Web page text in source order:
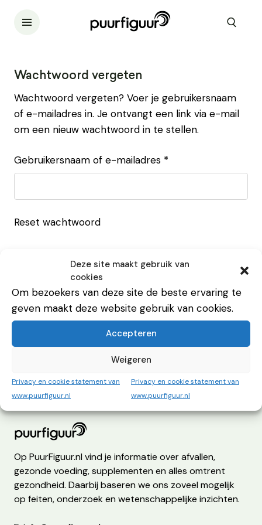
Deze site maakt gebruik van
cookies
Om bezoekers van deze site de beste ervaring te
geven maakt deze website gebruik van cookies.
Accepteren
Weigeren
Privacy en cookie statement van
www.puurfiguur.nl
Privacy en cookie statement van
www.puurfiguur.nl
Wachtwoord vergeten
Wachtwoord vergeten? Voer je gebruikersnaam
of e-mailadres in. Je ontvangt een link via e-mail
om een nieuw wachtwoord in te stellen.
Gebruikersnaam of e-mailadres *
Reset wachtwoord
Deskundig advies voor gezond leven
Over PuurFiguur
Op PuurFiguur.nl vind je informatie over afvallen,
gezonde voeding, supplementen en alles omtrent
gezondheid. Daarbij baseren we ons zoveel mogelijk
op feiten, onderzoek en wetenschappelijke inzichten.